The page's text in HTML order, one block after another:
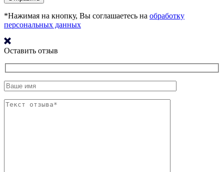
*Нажимая на кнопку, Вы соглашаетесь на обработку
персональных данных
Оставить отзыв